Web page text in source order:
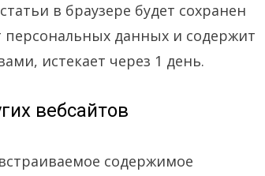
в браузере будет сохранен
данных и содержит
истекает через 1 день.
вебсайтов
содержимое